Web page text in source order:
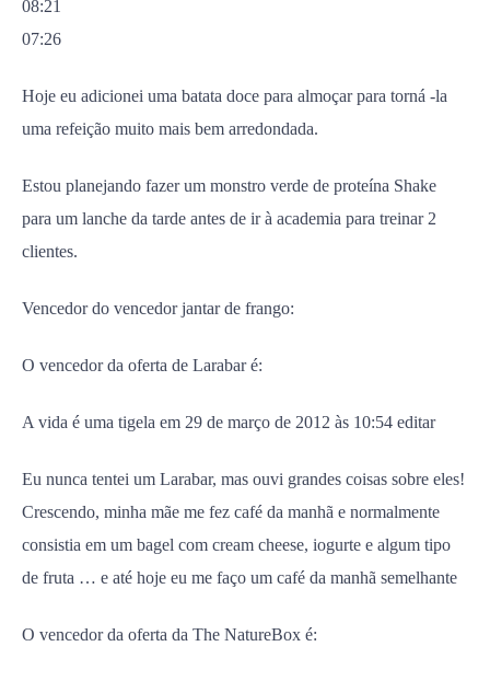
08:21
07:26
Hoje eu adicionei uma batata doce para almoçar para torná -la
uma refeição muito mais bem arredondada.
Estou planejando fazer um monstro verde de proteína Shake
para um lanche da tarde antes de ir à academia para treinar 2
clientes.
Vencedor do vencedor jantar de frango:
O vencedor da oferta de Larabar é:
A vida é uma tigela em 29 de março de 2012 às 10:54 editar
Eu nunca tentei um Larabar, mas ouvi grandes coisas sobre eles!
Crescendo, minha mãe me fez café da manhã e normalmente
consistia em um bagel com cream cheese, iogurte e algum tipo
de fruta … e até hoje eu me faço um café da manhã semelhante
O vencedor da oferta da The NatureBox é: